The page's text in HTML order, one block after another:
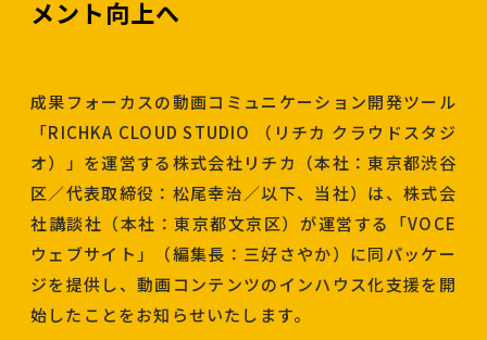
メント向上へ
成果フォーカスの動画コミュニケーション開発ツール
「RICHKA CLOUD STUDIO （リチカ クラウドスタジ
オ）」を運営する株式会社リチカ（本社：東京都渋谷
区／代表取締役：松尾幸治／以下、当社）は、株式会
社講談社（本社：東京都文京区）が運営する「VOCE
ウェブサイト」（編集長：三好さやか）に同パッケー
ジを提供し、動画コンテンツのインハウス化支援を開
始したことをお知らせいたします。